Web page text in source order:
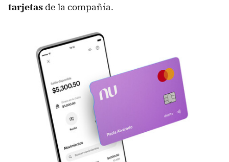
tarjetas de la compañía.